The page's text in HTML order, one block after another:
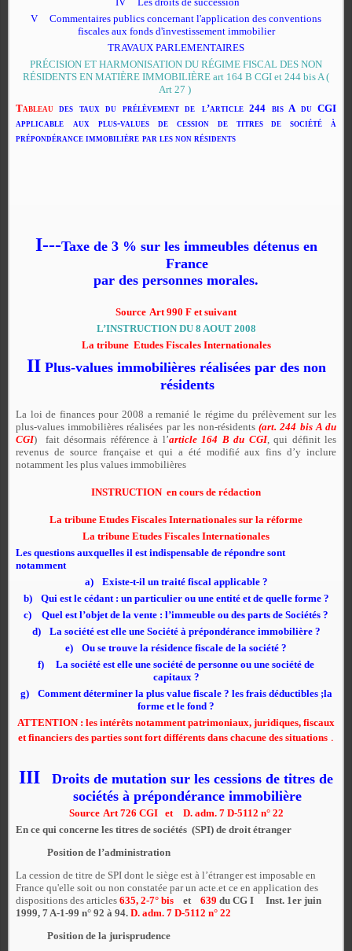
V
Commentaires publics concernant l'application des conventions
fiscales aux fonds d'investissement immobilier
TRAVAUX PARLEMENTAIRES
PRÉCISION ET HARMONISATION DU RÉGIME FISCAL DES NON
RÉSIDENTS EN MATIÈRE IMMOBILIÈRE art 164 B CGI et 244 bis A (
Art 27 )
Tableau des taux du prélèvement de l’article 244 bis A du CGI
applicable
aux plus-values
de cession de titres de société à
prépondérance immobilière par les non résidents
I---Taxe de 3 % sur les immeubles détenus en
France
par des personnes morales.
Source Art 990 F et suivant
L’INSTRUCTION DU 8 AOUT 2008
La tribune Etudes Fiscales Internationales
II Plus-values immobilières réalisées par des non
résidents
La loi de finances pour 2008 a remanié le régime du prélèvement sur les
plus-values immobilières réalisées par les non-résidents(art. 244 bis A du
CGI) fait désormais référence à l’article 164 B du CGI, qui définit les
revenus de source française et qui a été modifié aux fins d’y inclure
notamment les plus values immobilières
INSTRUCTION en cours de rédaction
La tribune Etudes Fiscales Internationales sur la réforme
La tribune Etudes Fiscales Internationales
Les questions auxquelles il est indispensable de répondre sont
notamment
a)
Existe-t-il un traité fiscal applicable ?
b)
Qui est le cédant : un particulier ou une entité et de quelle forme ?
c)
Quel est l’objet de la vente : l’immeuble ou des parts de Sociétés ?
d)
La société est elle une Société à prépondérance immobilière ?
e)
Ou se trouve la résidence fiscale de la société ?
f)
La société est elle une société de personne ou une société de
capitaux ?
g)
Comment déterminer la plus value fiscale ? les frais déductibles ;la
forme et le fond ?
ATTENTION : les intérêts notamment patrimoniaux, juridiques, fiscaux
et financiers des parties sont fort différents dans chacune des situations .
III
Droits de mutation sur les cessions de titres de
sociétés à prépondérance immobilière
Source Art 726 CGIet
D. adm. 7 D-5112 n° 22
En ce qui concerne les titres de sociétés (SPI) de droit étranger
Position de l’administration
La cession de titre de SPI dont le siège est à l’étranger est imposable en
France qu'elle soit ou non constatée par un acte.et ce en application des
dispositions des articles 635, 2-7° bis et 639 du CG I Inst. 1er juin
1999, 7 A-1-99 n° 92 à 94. D. adm. 7 D-5112 n° 22
Position de la jurisprudence